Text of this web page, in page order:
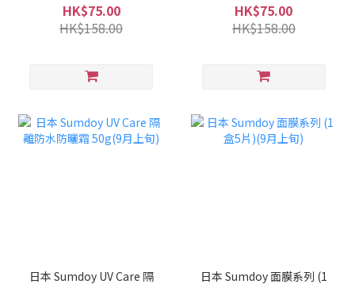
HK$75.00
HK$158.00
HK$75.00
HK$158.00
日本 Sumdoy UV Care 隔
日本 Sumdoy 面膜系列 (1